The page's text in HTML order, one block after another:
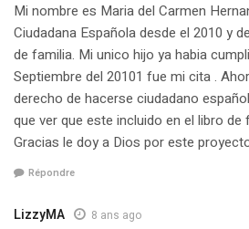
Mi nombre es Maria del Carmen
Ciudadana Española desde el 2010 y
de familia. Mi unico hijo ya habia
Septiembre del 20101 fue mi cita .
derecho de hacerse ciudadano
que ver que este incluido en el libro de
Gracias le doy a Dios por este
Répondre
LizzyMA 8 ans ago